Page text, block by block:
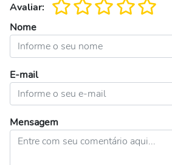
Avaliar:
Nome
E-mail
Mensagem